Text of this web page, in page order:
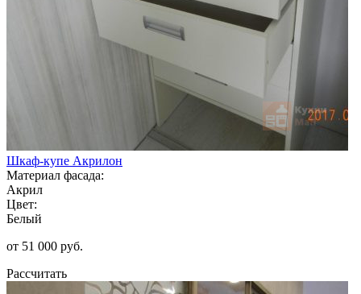
Шкаф-купе Акрилон
Материал фасада:
Акрил
Цвет:
Белый
от 51 000 руб.
Рассчитать